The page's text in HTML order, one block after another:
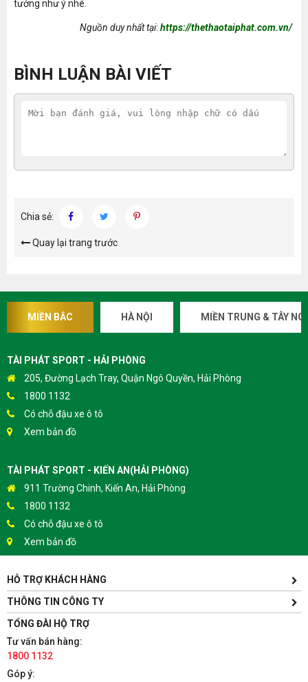
tưởng như ý nhé.
Nguồn duy nhất tại: https://thethaotaiphat.com.vn/
BÌNH LUẬN BÀI VIẾT
Chia sẻ:
Quay lại trang trước
MIỀN BẮC HÀ NỘI MIỀN TRUNG & TÂY
TÀI PHÁT SPORT - HẢI PHÒNG
205, Đường Lạch Tray, Quận Ngô Quyền, Hải Phòng
1800 1132
Có chỗ đậu xe ô tô
Xem bản đồ
TÀI PHÁT SPORT - KIẾN AN(HẢI PHÒNG)
911 Trường Chinh, Kiến An, Hải Phòng
1800 1132
Có chỗ đậu xe ô tô
Xem bản đồ
TÀI PHÁT SPORT - HƯNG YÊN
Yên Lịch, Xã Dân Tiến, Huyện Khoái Châu, Hưng Yên(Gần
Trường ĐH Sư Phạm Kỹ Thuật Hưng Yên cách 300m)
1800 1132
Có chỗ đậu xe ô tô
TỔNG ĐÀI HỘ TRỢ
Tư vấn bán hàng:
1800 1132
Góp ý:
HỖ TRỢ KHÁCH HÀNG
THÔNG TIN CÔNG TY